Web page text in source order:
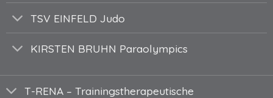
TSV EINFELD Judo
KIRSTEN BRUHN Paraolympics
T-RENA – Trainingstherapeutische